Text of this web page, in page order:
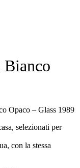
Bianco
Opaco – Glass 1989
selezionati per
con la stessa